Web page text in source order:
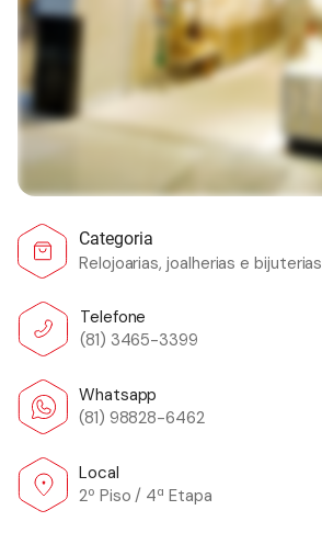
Categoria
Relojoarias, joalherias e bijuterias
Telefone
(81) 3465-3399
Whatsapp
(81) 98828-6462
Local
2º Piso / 4ª Etapa